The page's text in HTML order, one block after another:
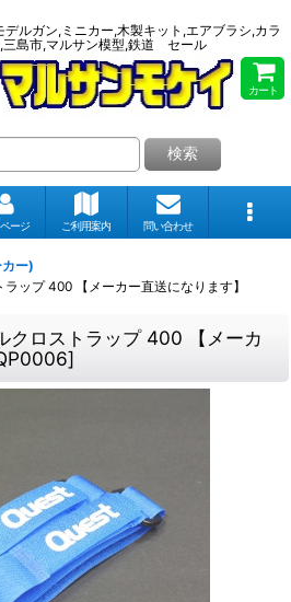
ルガン,ミニカー,木製キット,エアブラシ,カラ
三島市,マルサン模型,鉄道 セール
カート
検索
ージ ご利用案内 問い合わせ
ー)
ップ 400 【メーカー直送になります】
クロストラップ 400 【メーカ
]